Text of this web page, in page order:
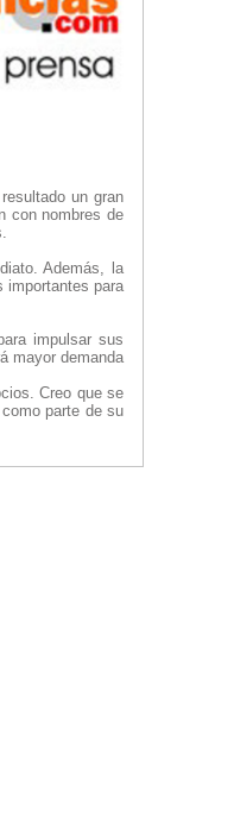
un gran
con nombres de
Además, la
importantes para
impulsar sus
mayor demanda
Creo que se
parte de su